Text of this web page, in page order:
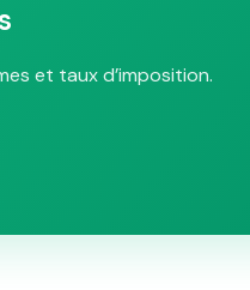
et taux d’imposition.